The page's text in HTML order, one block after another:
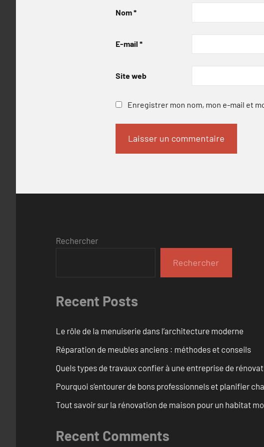
Nom*
E-mail *
Site web
Enregistrer mon nom, mon e-mail et
Rechercher
Rechercher
Recent Posts
Le rôle de la menuiserie dans l’architecture moderne
Réparation de meubles anciens : méthodes et conseils
Quels types de travaux confier à une entreprise de
Pourquoi s’entourer de bons professionnels et planifier
Tout savoir sur la rénovation de maison pour un habitat
Recent Comments